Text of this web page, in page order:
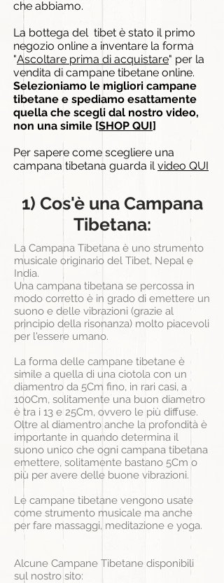
che abbiamo.
La bottega del tibet è stato il primo
negozio online a inventare la forma
"Ascoltare prima di acquistare" per la
vendita di campane tibetane online.
Selezioniamo le migliori campane
tibetane e spediamo esattamente
quella che scegli dal nostro video,
non una simile [SHOP QUI]
Per sapere come scegliere una
campana tibetana guarda il video QUI
1) Cos'è una Campana
Tibetana:
La Campana Tibetana è uno strumento
musicale originario del Tibet, Nepal e
India.
Una campana tibetana se percossa in
modo corretto è in grado di emettere un
suono e delle vibrazioni (grazie al
principio della risonanza) molto piacevoli
per l'essere umano.
La forma delle campane tibetane è
simile a quella di una ciotola con un
diamentro da 5Cm fino, in rari casi, a
100Cm, solitamente una buon diametro
è tra i 13 e 25Cm, ovvero le più diffuse.
Oltre al diamentro anche la profondità è
importante in quando determina il
suono unico che ogni campana tibetana
emettere, solitamente bastano 5Cm o
più per avere delle buone vibrazioni.
Le campane tibetane vengono usate
come strumento musicale ma anche
per fare massaggi, meditazione e yoga.
Alcune Campane Tibetane disponibili
sul nostro sito: